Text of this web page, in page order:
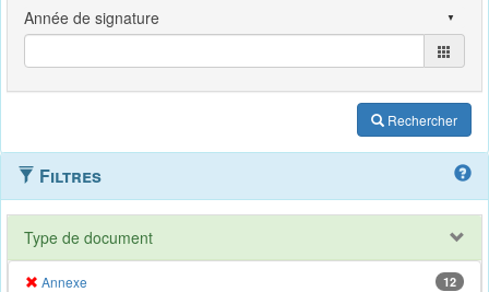
Rechercher
Filtres
Type de document
Annexe 12